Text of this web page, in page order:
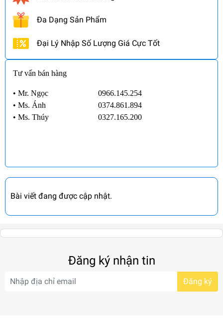
Đa Dạng Sản Phẩm
Đại Lý Nhập Số Lượng Giá Cực Tốt
Tư vấn bán hàng
• Mr. Ngọc
0966.145.254
• Ms. Ánh
0374.861.894
• Ms. Thúy 0327.165.200
Bài viết đang được cập nhật.
Đăng ký nhận tin
Đăng ký